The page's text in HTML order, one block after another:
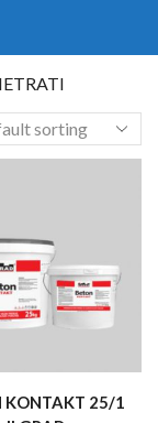
KONTAKT 25/1